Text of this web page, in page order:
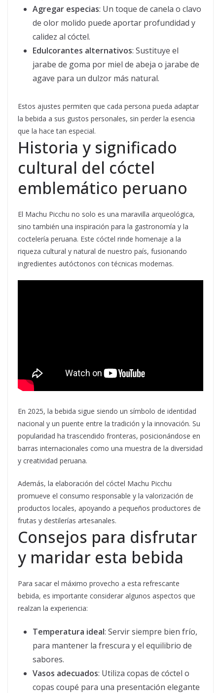
Agregar especias: Un toque de canela o clavo
de olor molido puede aportar profundidad y
calidez al cóctel.
Edulcorantes alternativos: Sustituye el
jarabe de goma por miel de abeja o jarabe de
agave para un dulzor más natural.
Estos ajustes permiten que cada persona pueda adaptar
la bebida a sus gustos personales, sin perder la esencia
que la hace tan especial.
Historia y significado
cultural del cóctel
emblemático peruano
El Machu Picchu no solo es una maravilla arqueológica,
sino también una inspiración para la gastronomía y la
coctelería peruana. Este cóctel rinde homenaje a la
riqueza cultural y natural de nuestro país, fusionando
ingredientes autóctonos con técnicas modernas.
En 2025, la bebida sigue siendo un símbolo de identidad
nacional y un puente entre la tradición y la innovación. Su
popularidad ha trascendido fronteras, posicionándose en
barras internacionales como una muestra de la diversidad
y creatividad peruana.
Además, la elaboración del cóctel Machu Picchu
promueve el consumo responsable y la valorización de
productos locales, apoyando a pequeños productores de
frutas y destilerías artesanales.
Consejos para disfrutar
y maridar esta bebida
Para sacar el máximo provecho a esta refrescante
bebida, es importante considerar algunos aspectos que
realzan la experiencia:
Temperatura ideal: Servir siempre bien frío,
para mantener la frescura y el equilibrio de
sabores.
Vasos adecuados: Utiliza copas de cóctel o
copas coupé para una presentación elegante